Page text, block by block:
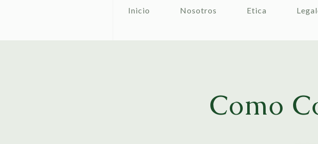
Inicio Nosotros Etica
Como